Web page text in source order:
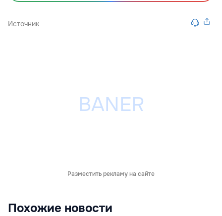
Источник
Разместить рекламу на сайте
Похожие новости